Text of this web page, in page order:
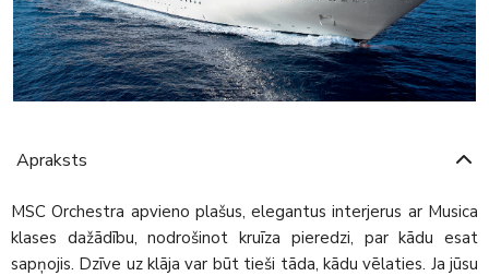
Apraksts
MSC Orchestra apvieno plašus, elegantus interjerus ar Musica
klases dažādību, nodrošinot kruīza pieredzi, par kādu esat
sapņojis. Dzīve uz klāja var būt tieši tāda, kādu vēlaties. Ja jūsu